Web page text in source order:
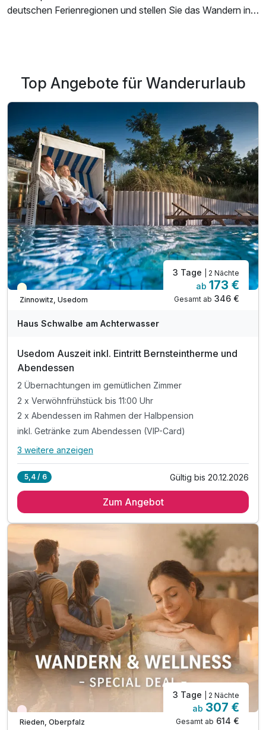
deutschen Ferienregionen und stellen Sie das Wandern in
Bayern ist mit seiner beliebten Bergwelt geradezu
prädestiniert für einen
Wanderurlaub
Deutschland zahlreiche weitere Ferienregionen, die
herrliche Ausblicke und malerische Landschaften zu bieten
haben. Unsere Arrangements für einen Wanderurlaub
reichen von Niedersachsen über Mecklenburg-
Vorpommern bis hin nach Rheinland-Pfalz und Baden-
Württemberg. Jede Region besitzt ihren eigenen Reiz und
wartet nur darauf, von Ihnen entdeckt zu werden.
Top Angebote für Wanderurlaub
Teilweise ausgelastet
Zinnowitz, Usedom
3 Tage | 2 Nächte
ab 173 €
Gesamt ab 346 €
Haus Schwalbe am Achterwasser
Usedom Auszeit inkl. Eintritt Bernsteintherme und
Abendessen
2 Übernachtungen im gemütlichen Zimmer
2 x Verwöhnfrühstück bis 11:00 Uhr
2 x Abendessen im Rahmen der Halbpension
inkl. Getränke zum Abendessen (VIP-Card)
Alle Inklusivleistungen
2 x Verwöhnfrühstück bis 11:00 Uhr
inkl. Getränke zum Abendessen (VIP-Card)
1 x Eintritt in die Bernsteintherme Zinnowitz (3h)
inkl.10% Rabatt auf Verlängerungsnacht
inkl. WLAN
3 weitere anzeigen
5,4 / 6 Gültig bis 20.12.2026
Zum Angebot
Nur noch Restplätze
Rieden, Oberpfalz
3 Tage | 2 Nächte
ab 307 €
Gesamt ab 614 €